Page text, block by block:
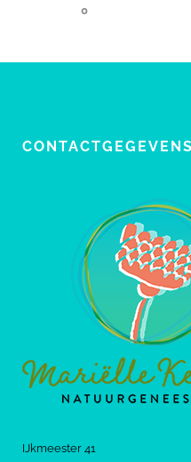
0
CONTACTGEGEVENS
IJkmeester 41